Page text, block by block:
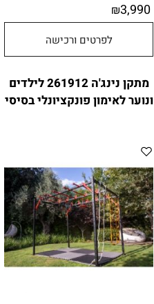
₪3,990
לפרטים ורכישה
מתקן נינג'ה 261912 לילדים
ונוער לאימון פונקציונלי בסיסי